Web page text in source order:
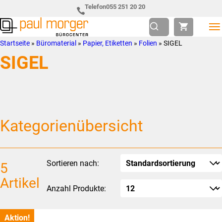
Hauptnavigation
springen
to
main
content
Telefon055 251 20 20
Paul
Morger
AG
so
individuell
wie
Startseite » Büromaterial » Papier, Etiketten » Folien » SIGEL
SIGEL
Kategorienübersicht
5
Artikel
Sortieren nach:
Anzahl Produkte:
Aktion!